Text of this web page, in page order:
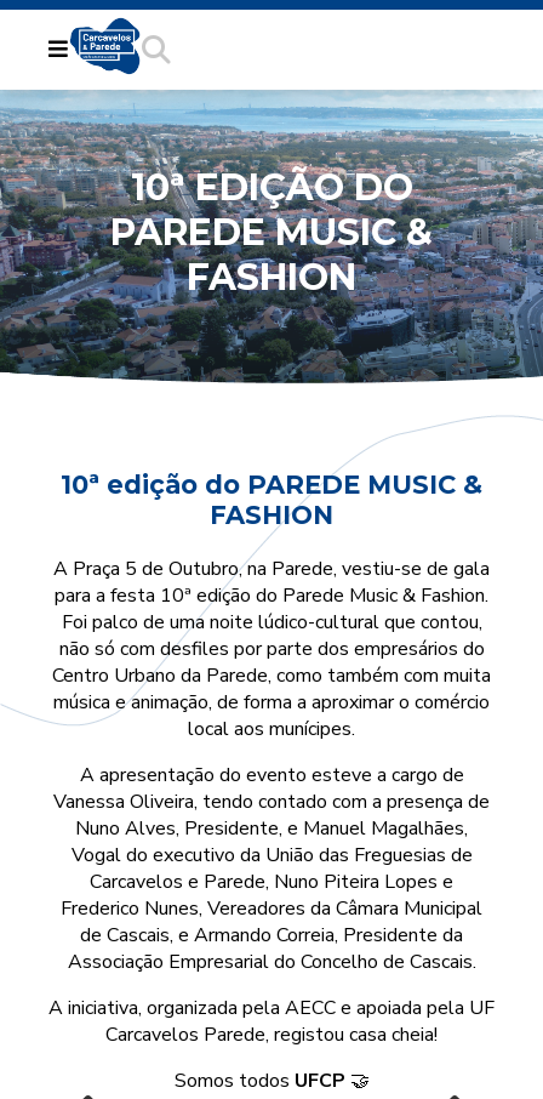
10ª EDIÇÃO DO
PAREDE MUSIC &
FASHION
10ª edição do PAREDE MUSIC &
FASHION
A Praça 5 de Outubro, na Parede, vestiu-se de gala
para a festa 10ª edição do Parede Music & Fashion.
Foi palco de uma noite lúdico-cultural que contou,
não só com desfiles por parte dos empresários do
Centro Urbano da Parede, como também com muita
música e animação, de forma a aproximar o comércio
local aos munícipes.
A apresentação do evento esteve a cargo de
Vanessa Oliveira, tendo contado com a presença de
Nuno Alves, Presidente, e Manuel Magalhães,
Vogal do executivo da União das Freguesias de
Carcavelos e Parede, Nuno Piteira Lopes e
Frederico Nunes, Vereadores da Câmara Municipal
de Cascais, e Armando Correia, Presidente da
Associação Empresarial do Concelho de Cascais.
A iniciativa, organizada pela AECC e apoiada pela UF
Carcavelos Parede, registou casa cheia!
Somos todos UFCP 🤝